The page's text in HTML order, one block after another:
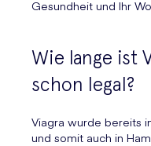
Gesundheit und Ihr
Wie lange ist
schon legal?
Viagra wurde bereits
und somit auch in